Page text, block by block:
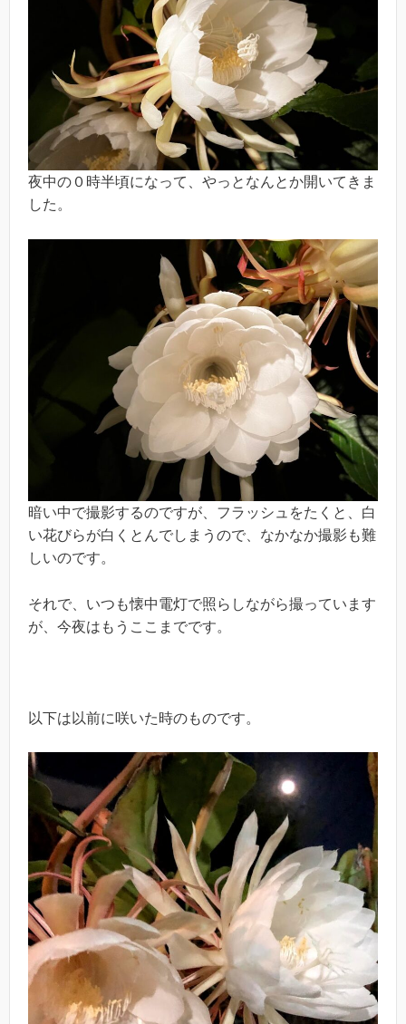
夜中の０時半頃になって、やっとなんとか開いてきま
した。
暗い中で撮影するのですが、フラッシュをたくと、白
い花びらが白くとんでしまうので、なかなか撮影も難
しいのです。
それで、いつも懐中電灯で照らしながら撮っています
が、今夜はもうここまでです。
以下は以前に咲いた時のものです。